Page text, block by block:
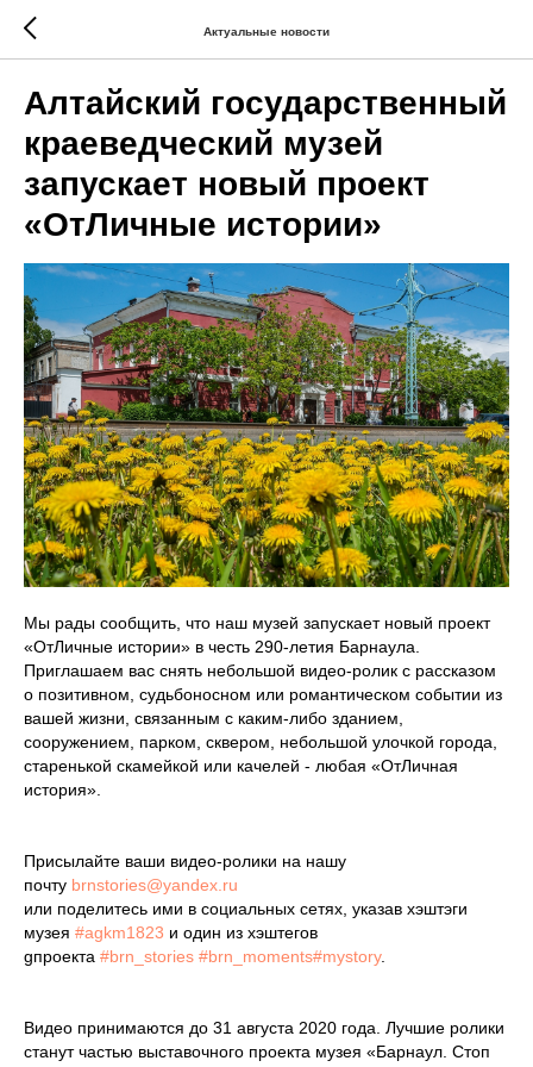
Актуальные новости
Алтайский государственный
краеведческий музей
запускает новый проект
«ОтЛичные истории»
Мы рады сообщить, что наш музей запускает новый проект
«ОтЛичные истории» в честь 290-летия Барнаула.
Приглашаем вас снять небольшой видео-ролик с рассказом
о позитивном, судьбоносном или романтическом событии из
вашей жизни, связанным с каким-либо зданием,
сооружением, парком, сквером, небольшой улочкой города,
старенькой скамейкой или качелей - любая «ОтЛичная
история».
Присылайте ваши видео-ролики на нашу
почту brnstories@yandex.ru
или поделитесь ими в социальных сетях, указав хэштэги
музея #agkm1823 и один из хэштегов
gпроекта #brn_stories #brn_moments#mystory.
Видео принимаются до 31 августа 2020 года. Лучшие ролики
станут частью выставочного проекта музея «Барнаул. Стоп